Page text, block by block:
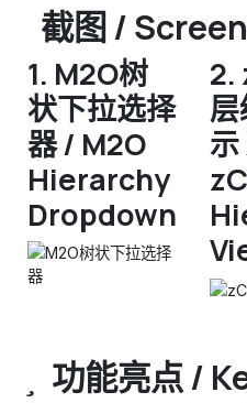
截图 /
1. M2O树
状下拉选择
器 / M2O
Hierarchy
Dropdown
2.
功能亮点 /